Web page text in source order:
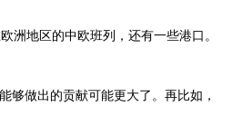
洲地区的中欧班列，还有一些港口。
够做出的贡献可能更大了。再比如，